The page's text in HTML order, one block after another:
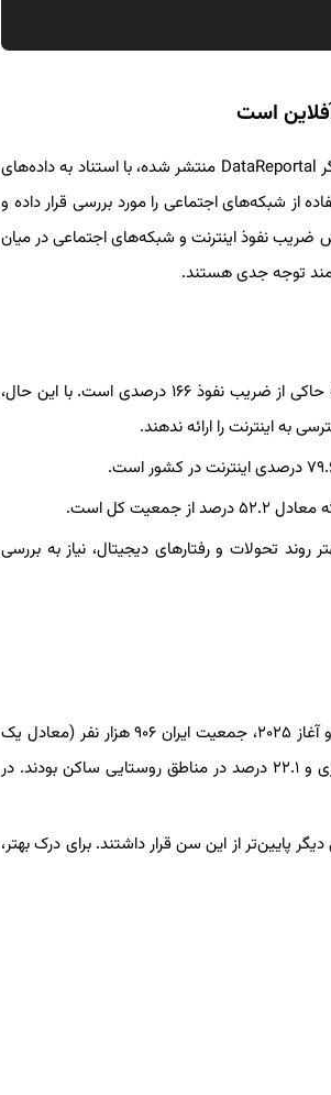
به گزارش خبرگزاری سیلاد و براساس گزارش دیجیاتو، گزارش Digital ۲۰۲۵: Iran که توسط پایگاه داده‌نگر DataReportal منتشر شده، با استناد به داده‌های
از شبکه‌های اجتماعی را مورد بررسی قرار داده و
نشان‌دهنده افزایش ضریب نفوذ اینترنت و شبکه‌های اجتماعی در میان
توجه جدی هستند.
طبق گزارش DataReportal، در آغاز سال ۲۰۲۵، ۱۵۲ میلیون اتصال تلفن همراه در ایران فعال بوده که حاکی از ضریب نفوذ ۱۶۶ درصدی است. با این حال،
اینترنت را ارائه ندهند.
سال ۲۰۲۵ ارائه می‌دهد، اما برای درک بهتر روند تحولات و رفتارهای دیجیتال، نیاز به بررسی
در ژانویه ۲۰۲۵، جمعیت ایران به ۹۲ میلیون نفر رسید. داده‌ها نشان می‌دهد که بین اوایل سال ۲۰۲۴ و آغاز ۲۰۲۵، جمعیت ایران ۹۰۶ هزار نفر (معادل یک
درصد) افزایش یافته است. همچنین در اوایل سال ۲۰۲۵، ۷۷.۹ درصد از جمعیت ایران در مناطق شهری و ۲۲.۱ درصد در مناطق روستایی ساکن بودند. در
بالاتر و نیمی دیگر پایین‌تر از این سن قرار داشتند. برای درک بهتر،